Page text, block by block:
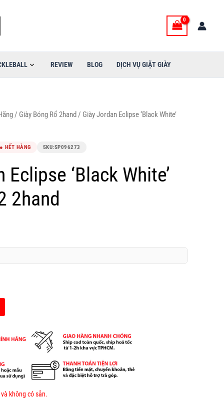
REVIEW BLOG DỊCH VỤ GIẶT GIÀY
/ Giày Bóng Rổ 2hand / Giày Jordan Eclipse ‘Black White’
HẾT HÀNG SKU:SP096273
‘Black White’
2hand
không có sẵn.